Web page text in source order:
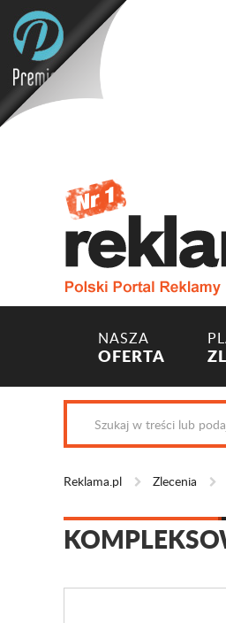
NASZA
OFERTA
Reklama.pl Zlecenia